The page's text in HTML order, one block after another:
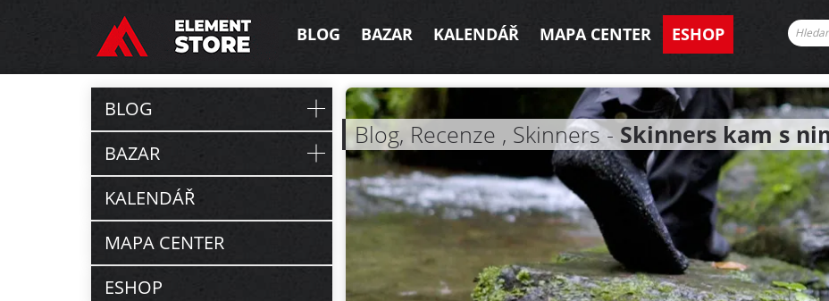
BLOG BAZAR KALENDÁŘ MAPA CENTER ESHOP
Blog, Recenze , Skinners - Skinners kam s
BLOG
BAZAR
KALENDÁŘ
MAPA CENTER
ESHOP